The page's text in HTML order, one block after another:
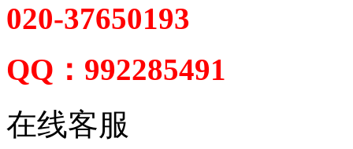
020-37650193
QQ：992285491
在线客服